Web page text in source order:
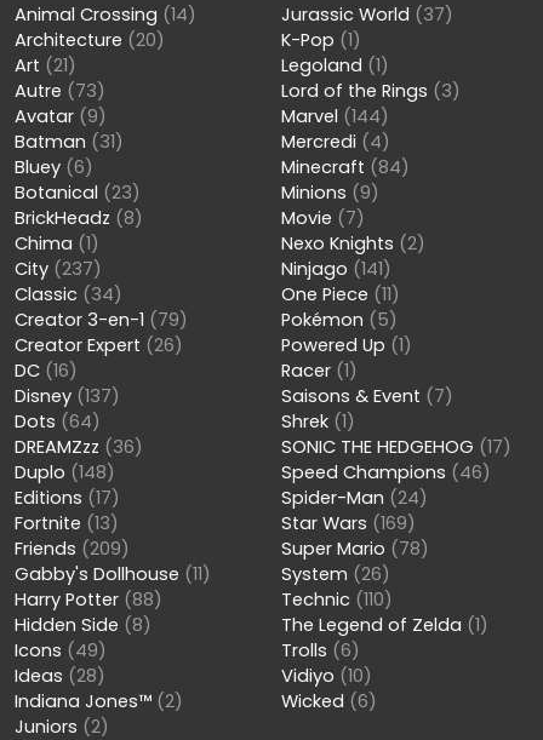
Animal Crossing (14)
Architecture (20)
Art (21)
Autre (73)
Avatar (9)
Batman (31)
Bluey (6)
Botanical (23)
BrickHeadz (8)
Chima (1)
City (237)
Classic (34)
Creator 3-en-1 (79)
Creator Expert (26)
DC (16)
Disney (137)
Dots (64)
DREAMZzz (36)
Duplo (148)
Editions (17)
Fortnite (13)
Friends (209)
Gabby's Dollhouse (11)
Harry Potter (88)
Hidden Side (8)
Icons (49)
Ideas (28)
Indiana Jones™ (2)
Juniors (2)
Jurassic World (37)
K-Pop (1)
Legoland (1)
Lord of the Rings (3)
Marvel (144)
Mercredi (4)
Minecraft (84)
Minions (9)
Movie (7)
Nexo Knights (2)
Ninjago (141)
One Piece (11)
Pokémon (5)
Powered Up (1)
Racer (1)
Saisons & Event (7)
Shrek (1)
SONIC THE HEDGEHOG (17)
Speed Champions (46)
Spider-Man (24)
Star Wars (169)
Super Mario (78)
System (26)
Technic (110)
The Legend of Zelda (1)
Trolls (6)
Vidiyo (10)
Wicked (6)